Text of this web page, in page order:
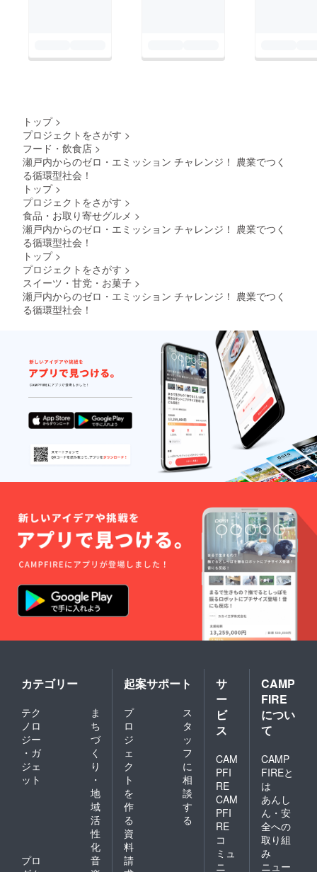
トップ >
プロジェクトをさがす >
フード・飲食店 >
瀬戸内からのゼロ・エミッション チャレンジ！ 農業でつく
る循環型社会！
トップ >
プロジェクトをさがす >
食品・お取り寄せグルメ >
瀬戸内からのゼロ・エミッション チャレンジ！ 農業でつく
る循環型社会！
トップ >
プロジェクトをさがす >
スイーツ・甘党・お菓子 >
瀬戸内からのゼロ・エミッション チャレンジ！ 農業でつく
る循環型社会！
カテゴリー
テク
ノロ
ジー
・ガ
ジェ
ット
ま
ち
づ
く
り
・
地
域
活
性
化
プロ
音
起案サポート
プ
ロ
ジ
ェ
ク
ト
を
作
る
ス
タ
ッ
フ
に
相
談
す
る
資
料
請
サ
ー
ビ
ス
CAM
PFI
RE
CAM
PFI
RE
コ
ミュ
ニ
CAMP
FIRE
につい
て
CAMP
FIREと
は
あんし
ん・安
全への
取り組
み
ニュー